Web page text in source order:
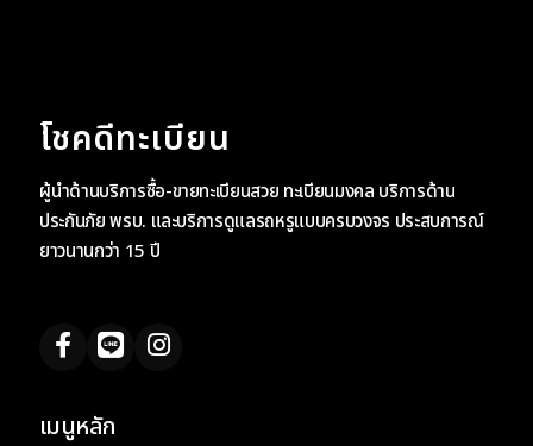
โชคดีทะเบียน
ผู้นำด้านบริการซื้อ-ขายทะเบียนสวย ทะเบียนมงคล บริการด้าน
ประกันภัย พรบ. และบริการดูแลรถหรูแบบครบวงจร ประสบการณ์
ยาวนานกว่า 15 ปี
เมนูหลัก